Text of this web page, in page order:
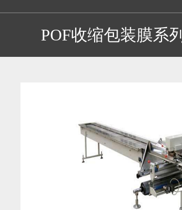
POF收缩包装膜系列